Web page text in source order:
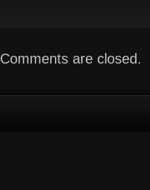
Comments are closed.